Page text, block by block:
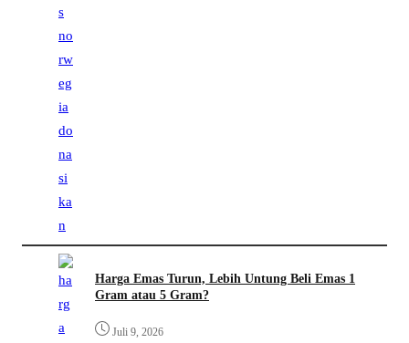
Harga Emas Turun, Lebih Untung Beli Emas 1
Gram atau 5 Gram?
Juli 9, 2026